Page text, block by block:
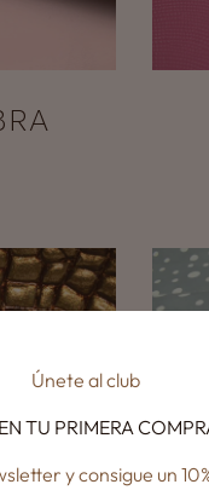
Únete al club
TU PRIMERA
y consigue un